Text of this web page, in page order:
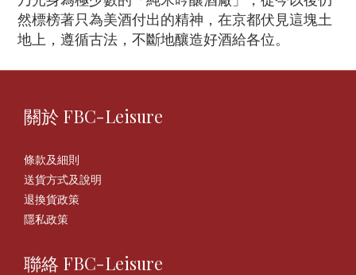
然標榜著只為美酒付出的精神，在京都伏見這塊土
地上，遵循古法，不斷地釀造好酒給各位。
關於 FBC-Leisure
條款及細則
送貨方式及說明
退換貨政策
隱私政策
聯絡 FBC-Leisure